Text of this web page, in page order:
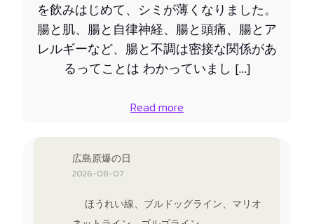
を飲みはじめて、シミが薄くなりました。
腸と肌、腸と自律神経、腸と頭痛、腸とア
レルギーなど、腸と不調は密接な関係があ
るってことは わかっていまし […]
Read more
広島原爆の日
2026-08-07
ほうれい線、ブルドッグライン、マリオ